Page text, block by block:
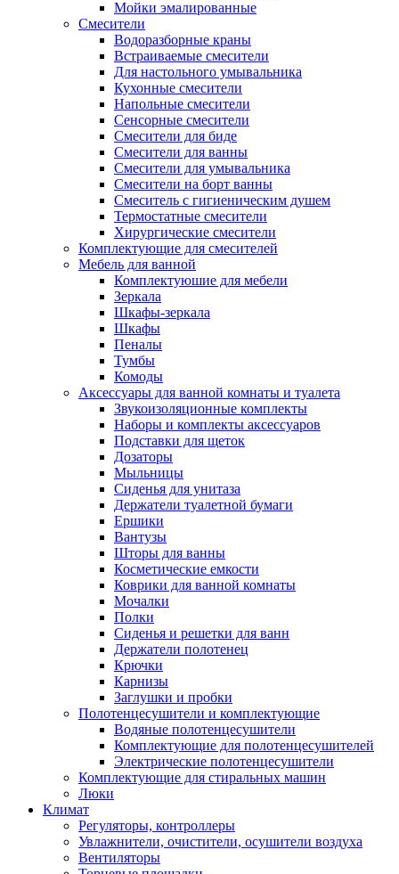
Мойки эмалированные
Смесители
Водоразборные краны
Встраиваемые смесители
Для настольного умывальника
Кухонные смесители
Напольные смесители
Сенсорные смесители
Смесители для биде
Смесители для ванны
Смесители для умывальника
Смесители на борт ванны
Смеситель с гигиеническим душем
Термостатные смесители
Хирургические смесители
Комплектующие для смесителей
Мебель для ванной
Комплектуюшие для мебели
Зеркала
Шкафы-зеркала
Шкафы
Пеналы
Тумбы
Комоды
Аксессуары для ванной комнаты и туалета
Звукоизоляционные комплекты
Наборы и комплекты аксессуаров
Подставки для щеток
Дозаторы
Мыльницы
Сиденья для унитаза
Держатели туалетной бумаги
Ершики
Вантузы
Шторы для ванны
Косметические емкости
Коврики для ванной комнаты
Мочалки
Полки
Сиденья и решетки для ванн
Держатели полотенец
Крючки
Карнизы
Заглушки и пробки
Полотенцесушители и комплектующие
Водяные полотенцесушители
Комплектующие для полотенцесушителей
Электрические полотенцесушители
Комплектующие для стиральных машин
Люки
Климат
Регуляторы, контроллеры
Увлажнители, очистители, осушители воздуха
Вентиляторы